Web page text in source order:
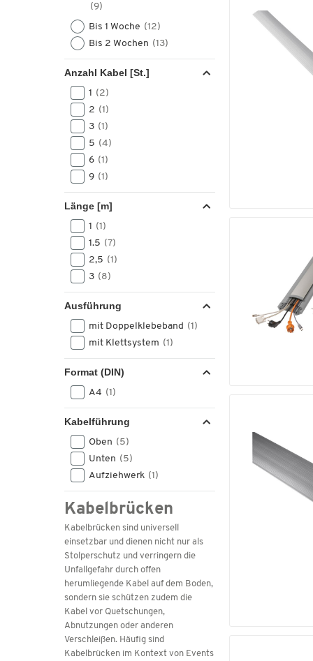
(9)
Bis 1 Woche (12)
Bis 2 Wochen (13)
Anzahl Kabel [St.]
1 (2)
2 (1)
3 (1)
5 (4)
6 (1)
9 (1)
Länge [m]
1 (1)
1.5 (7)
2,5 (1)
3 (8)
Ausführung
mit Doppelklebeband (1)
mit Klettsystem (1)
Format (DIN)
A4 (1)
Kabelführung
Oben (5)
Unten (5)
Aufziehwerk (1)
Kabelbrücken
Kabelbrücken sind universell
einsetzbar und dienen nicht nur als
Stolperschutz und verringern die
Unfallgefahr durch offen
herumliegende Kabel auf dem Boden,
sondern sie schützen zudem die
Kabel vor Quetschungen,
Abnutzungen oder anderen
Verschleißen. Häufig sind
Kabelbrücken im Kontext von Events